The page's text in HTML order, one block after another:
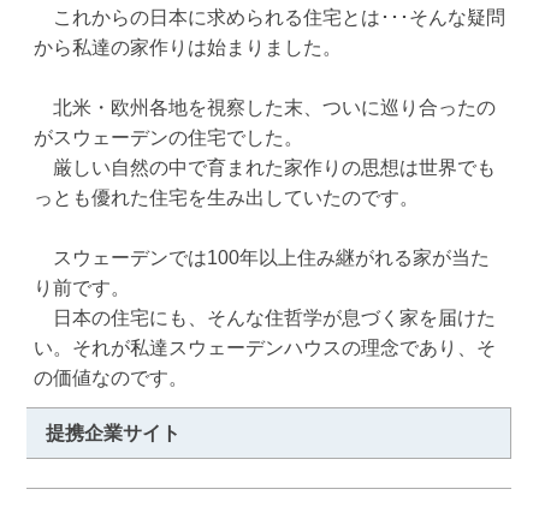
これからの日本に求められる住宅とは･･･そんな疑問
から私達の家作りは始まりました。
北米・欧州各地を視察した末、ついに巡り合ったの
がスウェーデンの住宅でした。
厳しい自然の中で育まれた家作りの思想は世界でも
っとも優れた住宅を生み出していたのです。
スウェーデンでは100年以上住み継がれる家が当た
り前です。
日本の住宅にも、そんな住哲学が息づく家を届けた
い。それが私達スウェーデンハウスの理念であり、そ
の価値なのです。
提携企業サイト